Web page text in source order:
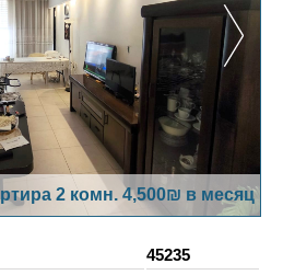
2 комн. 4,500₪ в месяц
45235